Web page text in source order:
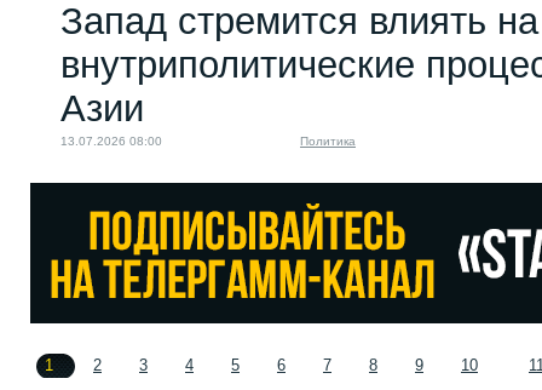
Запад стремится влиять на
внутриполитические
Азии
13.07.2026 08:00 Политика
1 2 3 4 5 6 7 8 9 10